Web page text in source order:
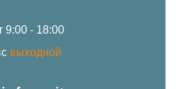
9:00 - 18:00
выходной